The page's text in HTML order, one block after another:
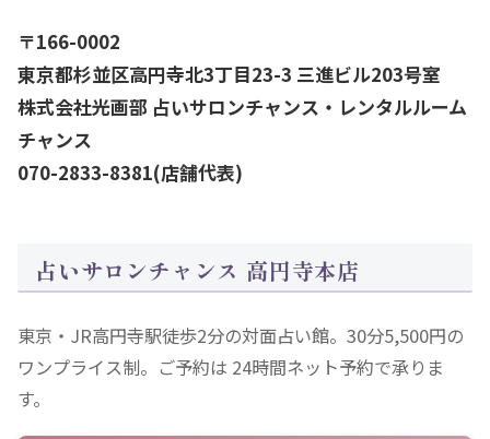
〒166-0002
東京都杉並区高円寺北3丁目23-3 三進ビル203号室
株式会社光画部 占いサロンチャンス・レンタルルーム
チャンス
070-2833-8381(店舗代表)
占いサロンチャンス 高円寺本店
東京・JR高円寺駅徒歩2分の対面占い館。30分5,500円の
ワンプライス制。ご予約は 24時間ネット予約で承りま
す。